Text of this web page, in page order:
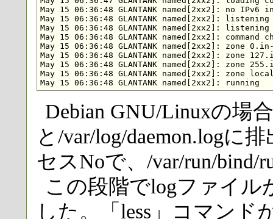
May 15 06:36:48 GLANTANK named[2xx2]: no IPv6
May 15 06:36:48 GLANTANK named[2xx2]:
May 15 06:36:48 GLANTANK named[2xx2]:
May 15 06:36:48 GLANTANK named[2xx2]:
May 15 06:36:48 GLANTANK named[2xx2]: zone
May 15 06:36:48 GLANTANK named[2xx2]: zone
May 15 06:36:48 GLANTANK named[2xx2]: zone
May 15 06:36:48 GLANTANK named[2xx2]: zone
Debian GNU/Linuxの場
と/var/log/daemon.logに
セスNoで、/var/run/bind/
この段階でlogファイ
した。「less」コマン